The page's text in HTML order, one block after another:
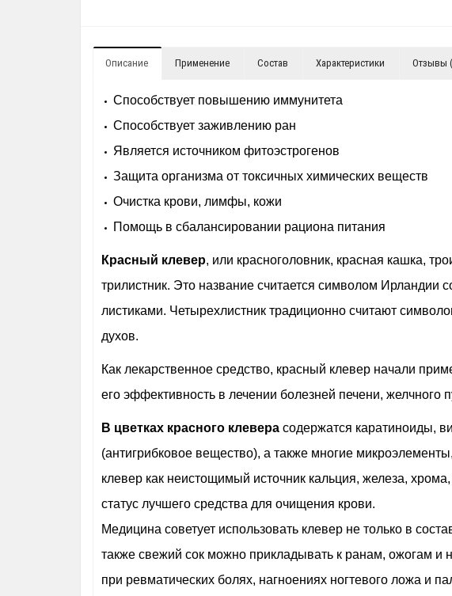
Описание Применение Состав Характеристики Отзывы
Способствует повышению иммунитета
Способствует заживлению ран
Является источником фитоэстрогенов
Защита организма от токсичных химических веществ
Очистка крови, лимфы, кожи
Помощь в сбалансировании рациона питания
Красный клевер, или красноголовник, красная кашка,
трилистник. Это название считается символом Ирландии
листиками. Четырехлистник традиционно считают
духов.
Как лекарственное средство, красный клевер начали
его эффективность в лечении болезней печени, желчного
В цветках красного клевера содержатся каратиноиды,
(антигрибковое вещество), а также многие
клевер как неистощимый источник кальция, железа,
статус лучшего средства для очищения крови.
Медицина советует использовать клевер не только в
также свежий сок можно прикладывать к ранам, ожогам и
при ревматических болях, нагноениях ногтевого ложа и